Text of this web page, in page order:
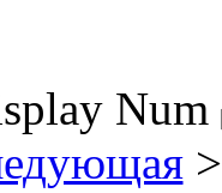
Num
>